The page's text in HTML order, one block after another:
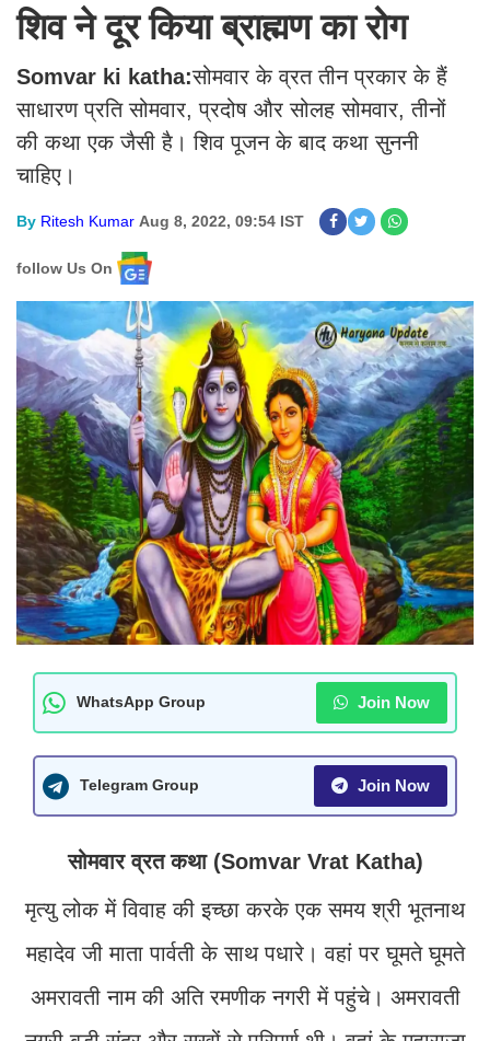
शिव ने दूर किया ब्राह्मण का रोग
Somvar ki katha:सोमवार के व्रत तीन प्रकार के हैं
साधारण प्रति सोमवार, प्रदोष और सोलह सोमवार, तीनों
की कथा एक जैसी है। शिव पूजन के बाद कथा सुननी
चाहिए।
By Ritesh Kumar Aug 8, 2022, 09:54 IST
follow Us On
WhatsApp Group Join Now
Telegram Group Join Now
सोमवार व्रत कथा (Somvar Vrat Katha)
मृत्यु लोक में विवाह की इच्छा करके एक समय श्री भूतनाथ
महादेव जी माता पार्वती के साथ पधारे। वहां पर घूमते घूमते
अमरावती नाम की अति रमणीक नगरी में पहुंचे। अमरावती